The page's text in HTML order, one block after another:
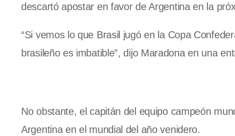
descartó apostar en favor de Argentina en la
“Si vemos lo que Brasil jugó en la Copa
brasileño es imbatible”, dijo Maradona en una
No obstante, el capitán del equipo campeón
Argentina en el mundial del año venidero.